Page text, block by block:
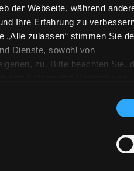
der Webseite, während
Ihre Erfahrung zu
„Alle zulassen“ stimmen Sie
Dienste, sowohl von
zu. Bitte beachten Sie,
adäquates
kann. In diesem
Verarbeitung durch solche